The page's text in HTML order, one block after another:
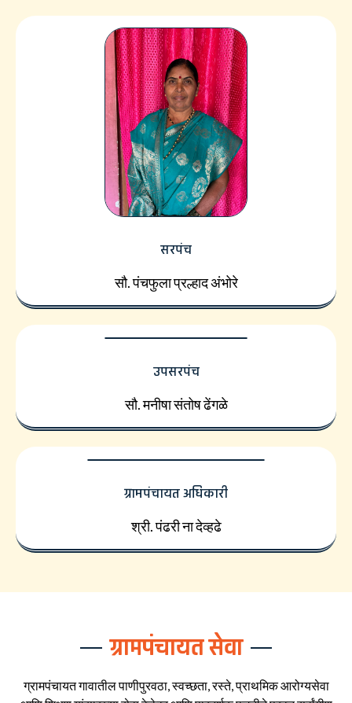
सरपंच
सौ. पंचफुला प्रल्हाद अंभोरे
उपसरपंच
सौ. मनीषा संतोष ढेंगळे
ग्रामपंचायत अधिकारी
श्री. पंढरी ना देव्हढे
ग्रामपंचायत सेवा
ग्रामपंचायत गावातील पाणीपुरवठा, स्वच्छता, रस्ते, प्राथमिक आरोग्यसेवा